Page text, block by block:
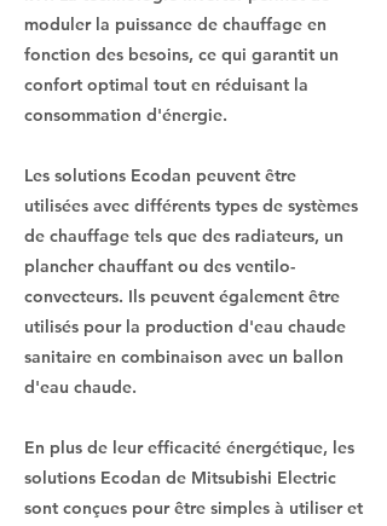
moduler la puissance de chauffage en
fonction des besoins, ce qui garantit un
confort optimal tout en réduisant la
consommation d'énergie.
Les solutions Ecodan peuvent être
utilisées avec différents types de systèmes
de chauffage tels que des radiateurs, un
plancher chauffant ou des ventilo-
convecteurs. Ils peuvent également être
utilisés pour la production d'eau chaude
sanitaire en combinaison avec un ballon
d'eau chaude.
En plus de leur efficacité énergétique, les
solutions Ecodan de Mitsubishi Electric
sont conçues pour être simples à utiliser et